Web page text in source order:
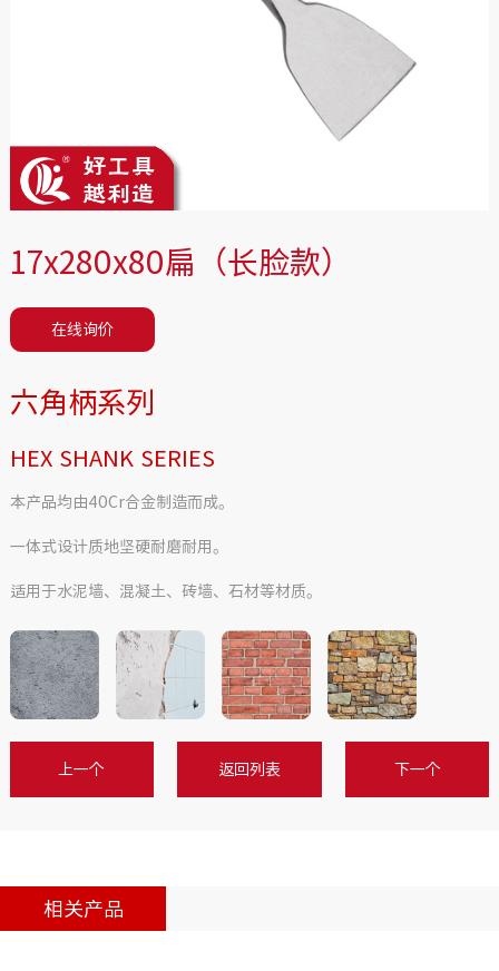
17x280x80扁（长脸款）
在线询价
六角柄系列
HEX SHANK SERIES
本产品均由40Cr合金制造而成。
一体式设计质地坚硬耐磨耐用。
适用于水泥墙、混凝土、砖墙、石材等材质。
上一个 返回列表 下一个
相关产品